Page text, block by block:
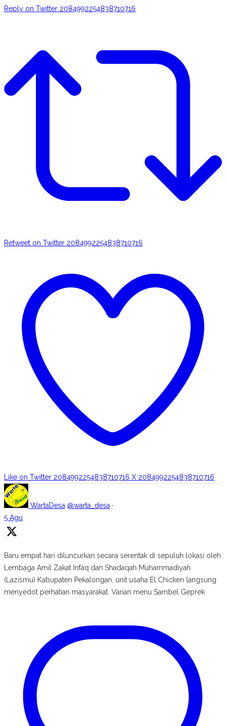
Reply on Twitter 2084992254838710716
Retweet on Twitter 2084992254838710716
Like on Twitter 2084992254838710716 X 2084992254838710716
WartaDesa @warta_desa ·
5 Agu
Baru empat hari diluncurkan secara serentak di sepuluh lokasi oleh
Lembaga Amil Zakat Infaq dan Shadaqah Muhammadiyah
(Lazismu) Kabupaten Pekalongan, unit usaha El Chicken langsung
menyedot perhatian masyarakat. Varian menu Sambel Geprek